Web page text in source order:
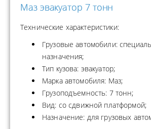
Маз эвакуатор 7 тонн
Технические характеристики:
Грузовые автомобили:
назначения;
Тип кузова: эвакуатор;
Марка автомобиля: Маз;
Грузоподъемность: 7 тонн;
Вид: со сдвижной платформой;
Назначение: для грузовых